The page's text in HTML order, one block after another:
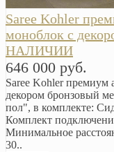
Saree Kohler
моноблок с
НАЛИЧИИ
646 000 руб.
Saree Kohler премиум
декором бронзовый
пол", в комплекте:
Комплект
Минимальное
30..